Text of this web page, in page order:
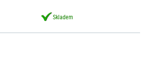
Skladem